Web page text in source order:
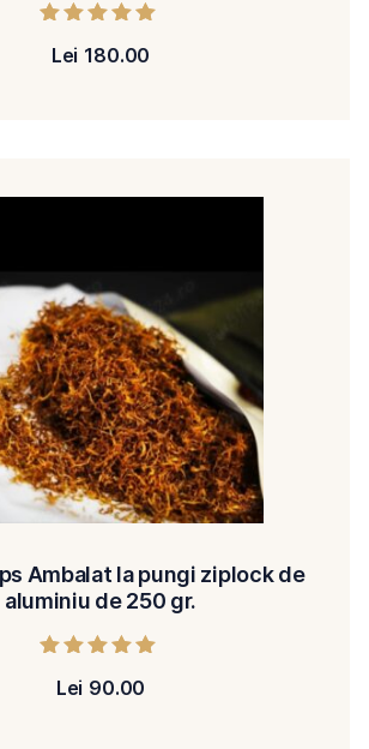
5.00
Lei 180.00
Ambalat la pungi ziplock de
aluminiu de 250 gr.
5.00
Lei 90.00